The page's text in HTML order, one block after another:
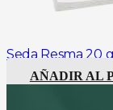
Seda Resma 20
AÑADIR AL